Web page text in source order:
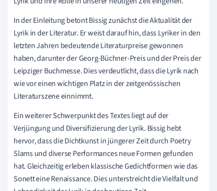
In der Einleitung betont Bissig zunächst die Aktualität der
Lyrik in der Literatur. Er weist darauf hin, dass Lyriker in den
letzten Jahren bedeutende Literaturpreise gewonnen
haben, darunter der Georg-Büchner-Preis und der Preis der
Leipziger Buchmesse. Dies verdeutlicht, dass die Lyrik nach
wie vor einen wichtigen Platz in der zeitgenössischen
Literaturszene einnimmt.
Ein weiterer Schwerpunkt des Textes liegt auf der
Verjüngung und Diversifizierung der Lyrik. Bissig hebt
hervor, dass die Dichtkunst in jüngerer Zeit durch Poetry
Slams und diverse Performances neue Formen gefunden
hat. Gleichzeitig erleben klassische Gedichtformen wie das
Sonett eine Renaissance. Dies unterstreicht die Vielfalt und